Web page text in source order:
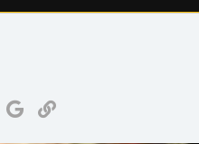
Электронная почта
Google